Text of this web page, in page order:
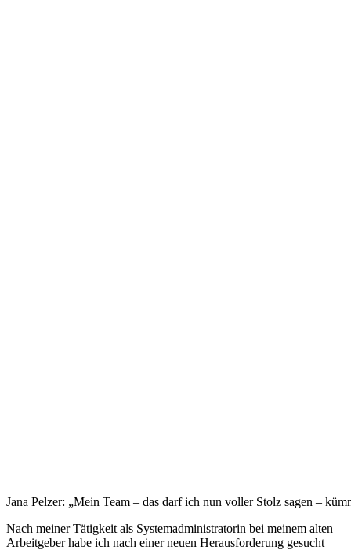
Jana Pelzer: „Mein Team – das darf ich nun voller Stolz sagen –
Nach meiner Tätigkeit als Systemadministratorin bei meinem alten
Arbeitgeber habe ich nach einer neuen Herausforderung gesucht